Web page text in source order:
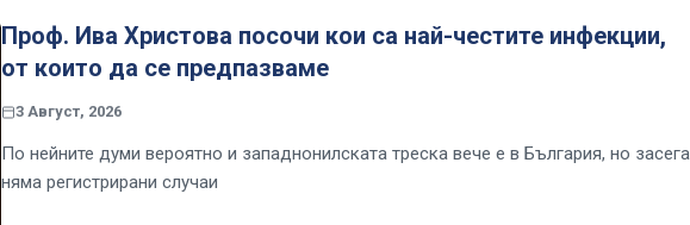
Проф. Ива Христова посочи кои са най-честите инфекции,
от които да се предпазваме
3 Август, 2026
По нейните думи вероятно и западнонилската треска вече е в България, но засега
няма регистрирани случаи